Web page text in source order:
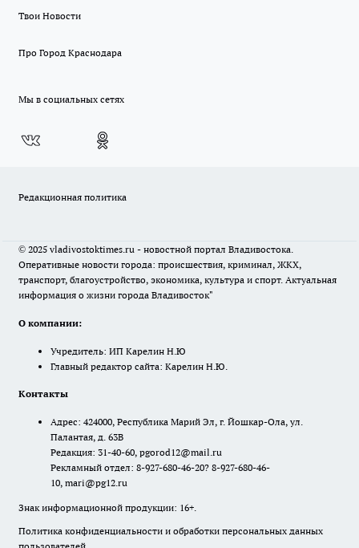
Твои Новости
Про Город Краснодара
Мы в социальных сетях
Редакционная политика
© 2025 vladivostoktimes.ru - новостной портал Владивостока.
Оперативные новости города: происшествия, криминал, ЖКХ,
транспорт, благоустройство, экономика, культура и спорт. Актуальная
информация о жизни города Владивосток"
О компании:
Учредитель: ИП Карелин Н.Ю
Главный редактор сайта: Карелин Н.Ю.
Контакты
Адрес: 424000, Республика Марий Эл, г. Йошкар-Ола, ул.
Палантая, д. 63В
Редакция: 31-40-60, pgorod12@mail.ru
Рекламный отдел: 8-927-680-46-20? 8-927-680-46-
10, mari@pg12.ru
Знак информационной продукции: 16+.
Политика конфиденциальности и обработки персональных данных